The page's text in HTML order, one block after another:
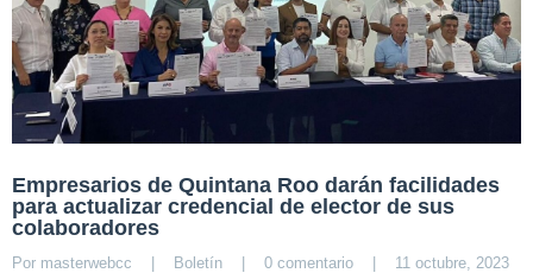
Empresarios de Quintana Roo darán facilidades
para actualizar credencial de elector de sus
colaboradores
Por masterwebcc | Boletín | 0 comentario |